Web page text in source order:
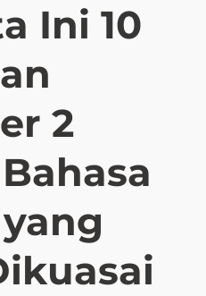
Ini 10
2